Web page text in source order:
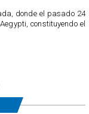
donde el pasado 24
constituyendo el